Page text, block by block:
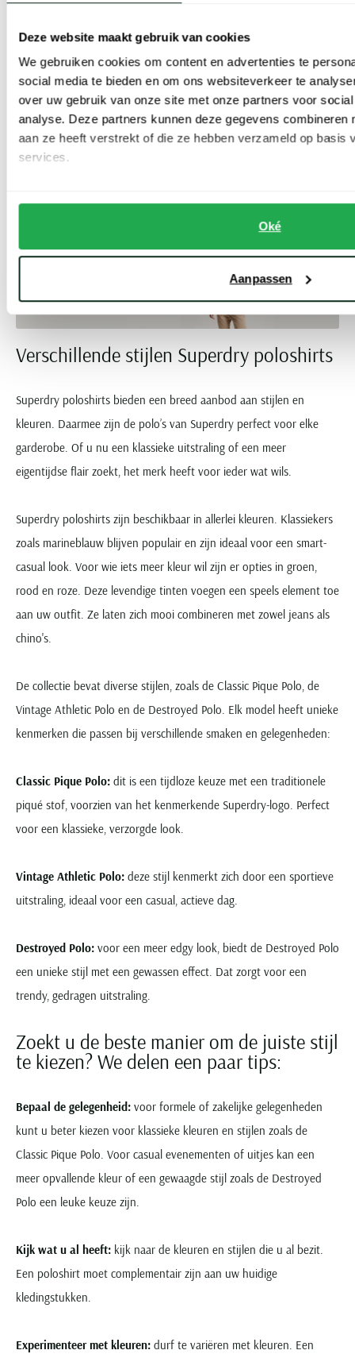
Deze website maakt gebruik van cookies
We gebruiken cookies om content en advertenties te
social media te bieden en om ons websiteverkeer te
over uw gebruik van onze site met onze partners voor
analyse. Deze partners kunnen deze gegevens combineren
aan ze heeft verstrekt of die ze hebben verzameld op basis
services.
Oké
Aanpassen
Deze sale is uw beste kans om hoogwaardige Superdry polo's te
bestellen voor aantrekkelijke prijzen. Of u nu kiest voor een
klassiek design of iets avontuurlijks, de Superdry sale biedt voor
elke smaak wat wils. Zorg dat u deze kans niet mist om uw
Verschillende stijlen Superdry poloshirts
Superdry poloshirts bieden een breed aanbod aan stijlen en
kleuren. Daarmee zijn de polo’s van Superdry perfect voor elke
garderobe. Of u nu een klassieke uitstraling of een meer
eigentijdse flair zoekt, het merk heeft voor ieder wat wils.
Superdry poloshirts zijn beschikbaar in allerlei kleuren. Klassiekers
zoals marineblauw blijven populair en zijn ideaal voor een smart-
casual look. Voor wie iets meer kleur wil zijn er opties in groen,
rood en roze. Deze levendige tinten voegen een speels element toe
aan uw outfit. Ze laten zich mooi combineren met zowel jeans als
chino's.
De collectie bevat diverse stijlen, zoals de Classic Pique Polo, de
Vintage Athletic Polo en de Destroyed Polo. Elk model heeft unieke
kenmerken die passen bij verschillende smaken en gelegenheden:
Classic Pique Polo: dit is een tijdloze keuze met een traditionele
piqué stof, voorzien van het kenmerkende Superdry-logo. Perfect
voor een klassieke, verzorgde look.
Vintage Athletic Polo: deze stijl kenmerkt zich door een sportieve
uitstraling, ideaal voor een casual, actieve dag.
Destroyed Polo: voor een meer edgy look, biedt de Destroyed Polo
een unieke stijl met een gewassen effect. Dat zorgt voor een
trendy, gedragen uitstraling.
Zoekt u de beste manier om de juiste stijl
te kiezen? We delen een paar tips:
Bepaal de gelegenheid: voor formele of zakelijke gelegenheden
kunt u beter kiezen voor klassieke kleuren en stijlen zoals de
Classic Pique Polo. Voor casual evenementen of uitjes kan een
meer opvallende kleur of een gewaagde stijl zoals de Destroyed
Polo een leuke keuze zijn.
Kijk wat u al heeft: kijk naar de kleuren en stijlen die u al bezit.
Een poloshirt moet complementair zijn aan uw huidige
kledingstukken.
Experimenteer met kleuren: durf te variëren met kleuren. Een